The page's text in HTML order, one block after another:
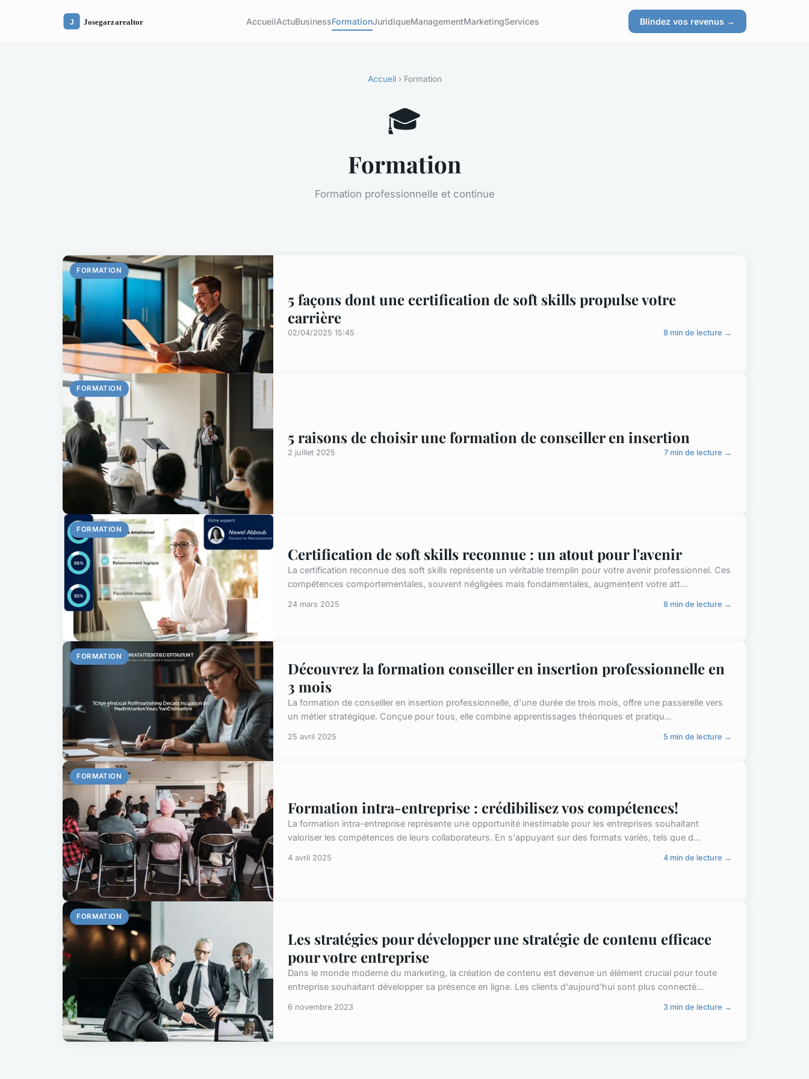
AccueilActuBusinessFormationJuridiqueManagementMarketingServices Blindez vos revenus →
Accueil› Formation
🎓
Formation
Formation professionnelle et continue
FORMATION
5 façons dont une certification de soft skills propulse votre
carrière
02/04/2025 15:45 8 min de lecture →
FORMATION
5 raisons de choisir une formation de conseiller en insertion
2 juillet 2025 7 min de lecture →
FORMATION
Certification de soft skills reconnue : un atout pour l'avenir
La certification reconnue des soft skills représente un véritable tremplin pour votre avenir professionnel. Ces
compétences comportementales, souvent négligées mais fondamentales, augmentent votre att...
24 mars 2025 8 min de lecture →
FORMATION
Découvrez la formation conseiller en insertion professionnelle en
3 mois
La formation de conseiller en insertion professionnelle, d'une durée de trois mois, offre une passerelle vers
un métier stratégique. Conçue pour tous, elle combine apprentissages théoriques et pratiqu...
25 avril 2025 5 min de lecture →
FORMATION
Formation intra-entreprise : crédibilisez vos compétences!
La formation intra-entreprise représente une opportunité inestimable pour les entreprises souhaitant
valoriser les compétences de leurs collaborateurs. En s'appuyant sur des formats variés, tels que d...
4 avril 2025 4 min de lecture →
FORMATION
Les stratégies pour développer une stratégie de contenu efficace
pour votre entreprise
Dans le monde moderne du marketing, la création de contenu est devenue un élément crucial pour toute
entreprise souhaitant développer sa présence en ligne. Les clients d'aujourd'hui sont plus connecté...
6 novembre 2023 3 min de lecture →